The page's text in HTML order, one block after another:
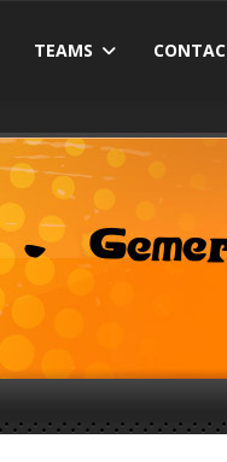
TEAMS